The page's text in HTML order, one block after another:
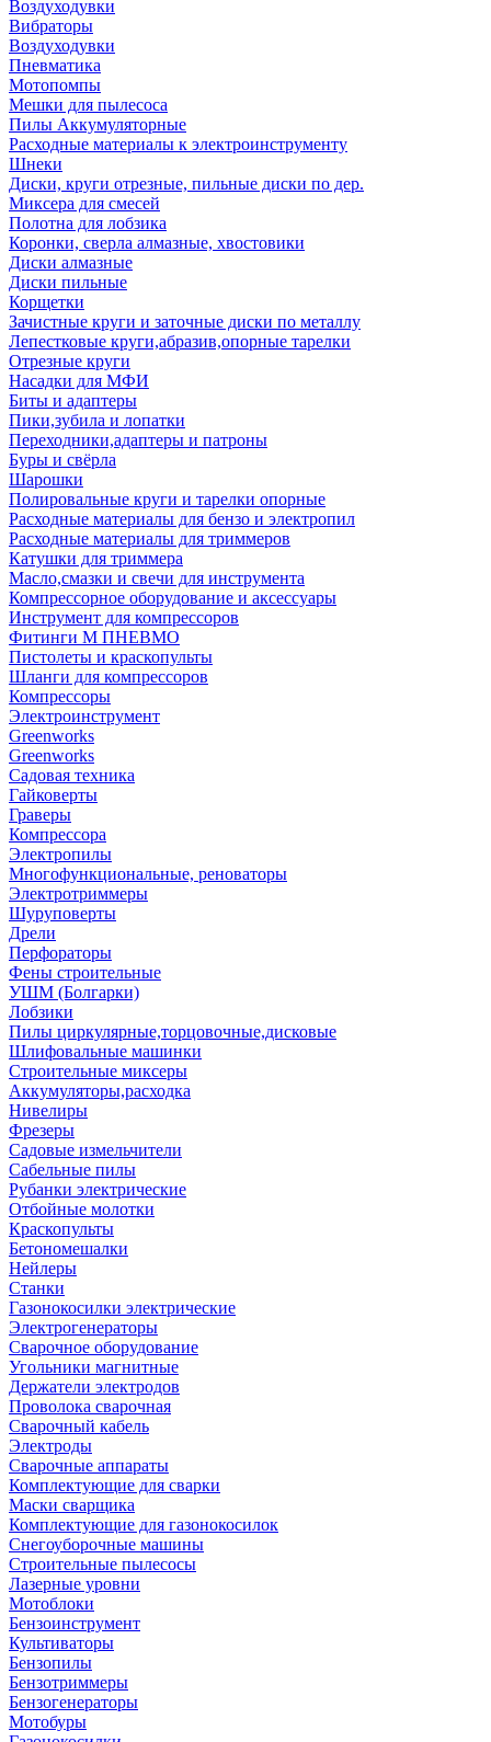
Воздуходувки
Вибраторы
Воздуходувки
Пневматика
Мотопомпы
Мешки для пылесоса
Пилы Аккумуляторные
Расходные материалы к электроинструменту
Шнеки
Диски, круги отрезные, пильные диски по дер.
Миксера для смесей
Полотна для лобзика
Коронки, сверла алмазные, хвостовики
Диски алмазные
Диски пильные
Корщетки
Зачистные круги и заточные диски по металлу
Лепестковые круги,абразив,опорные тарелки
Отрезные круги
Насадки для МФИ
Биты и адаптеры
Пики,зубила и лопатки
Переходники,адаптеры и патроны
Буры и свёрла
Шарошки
Полировальные круги и тарелки опорные
Расходные материалы для бензо и электропил
Расходные материалы для триммеров
Катушки для триммера
Масло,смазки и свечи для инструмента
Компрессорное оборудование и аксессуары
Инструмент для компрессоров
Фитинги М ПНЕВМО
Пистолеты и краскопульты
Шланги для компрессоров
Компрессоры
Электроинструмент
Greenworks
Greenworks
Садовая техника
Гайковерты
Граверы
Компрессора
Электропилы
Многофункциональные, реноваторы
Электротриммеры
Шуруповерты
Дрели
Перфораторы
Фены строительные
УШМ (Болгарки)
Лобзики
Пилы циркулярные,торцовочные,дисковые
Шлифовальные машинки
Строительные миксеры
Аккумуляторы,расходка
Нивелиры
Фрезеры
Садовые измельчители
Сабельные пилы
Рубанки электрические
Отбойные молотки
Краскопульты
Бетономешалки
Нейлеры
Станки
Газонокосилки электрические
Электрогенераторы
Сварочное оборудование
Угольники магнитные
Держатели электродов
Проволока сварочная
Сварочный кабель
Электроды
Сварочные аппараты
Комплектующие для сварки
Маски сварщика
Комплектующие для газонокосилок
Снегоуборочные машины
Строительные пылесосы
Лазерные уровни
Мотоблоки
Бензоинструмент
Культиваторы
Бензопилы
Бензотриммеры
Бензогенераторы
Мотобуры